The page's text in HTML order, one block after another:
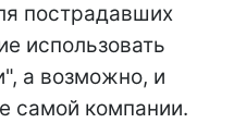
пострадавших
использовать
а возможно, и
самой компании.